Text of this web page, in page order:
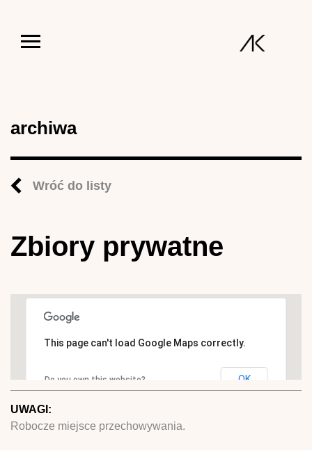
archiwa
Wróć do listy
Zbiory prywatne
This page can't load Google Maps correctly.
Do you own this website? OK
UWAGI:
Robocze miejsce przechowywania.